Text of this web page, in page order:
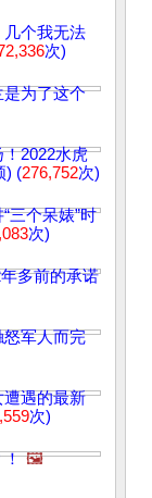
几个我无法
次)
为了这个
2022水虎
) (276,752次)
三个呆婊”时
次)
多前的承诺
军人而完
遇的最新
次)
！ 🖼️